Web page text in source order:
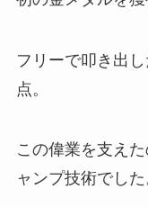
フリーで叩き出
点。
この偉業を支え
ャンプ技術でした